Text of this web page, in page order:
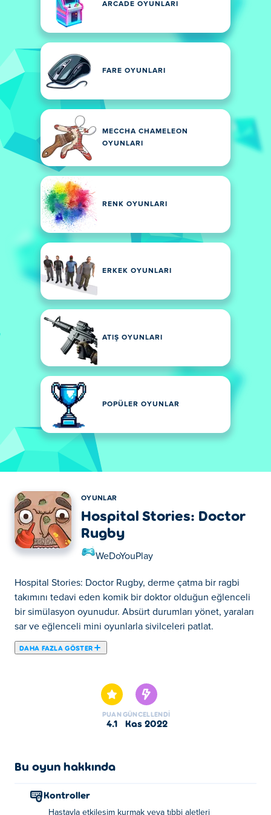
ARCADE OYUNLARI
FARE OYUNLARI
MECCHA CHAMELEON
OYUNLARI
RENK OYUNLARI
ERKEK OYUNLARI
ATIŞ OYUNLARI
POPÜLER OYUNLAR
OYUNLAR
Hospital Stories: Doctor
Rugby
WeDoYouPlay
Hospital Stories: Doctor Rugby, derme çatma bir ragbi
takımını tedavi eden komik bir doktor olduğun eğlenceli
bir simülasyon oyunudur. Absürt durumları yönet, yaraları
sar ve eğlenceli mini oyunlarla sivilceleri patlat.
DAHA FAZLA GÖSTER
kalacağınız bu mini oyun serisinde cerrah ve doktor
olduğunuz eğlenceli bir simülasyon oyunudur. Yaraları
yamalayın, nesneleri çıkarın, sivilceleri çıkarın, sosislerle
Hastane Hikayeleri nasıl oynanır: Doktor
Rugby
PUAN
4.1
GÜNCELLENDI
Kas 2022
Bu oyun hakkında
Kontroller
Hastayla etkileşim kurmak veya tıbbi aletleri